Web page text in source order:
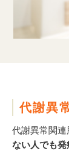
代謝異
代謝異常関連
ない人でも